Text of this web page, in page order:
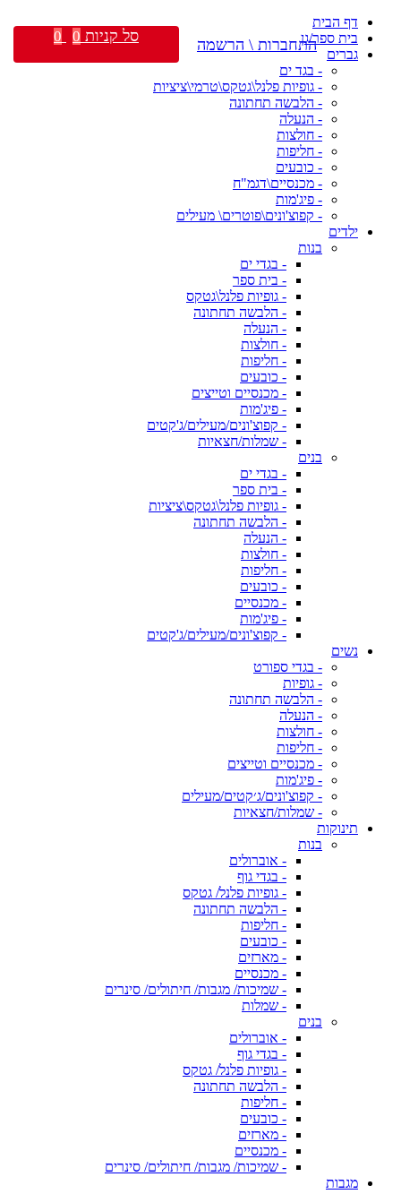
דף הבית
בית ספר/גן
גברים
- בגד ים
- גופיות פלנל\גטקס\טרמי\ציציות
- הלבשה תחתונה
- הנעלה
- חולצות
- חליפות
- כובעים
- מכנסיים\דגמ"ח
- פיג'מות
- קפוצ'ונים\פוטרים\ מעילים
ילדים
בנות
- בגדי ים
- בית ספר
- גופיות פלנל\גטקס
- הלבשה תחתונה
- הנעלה
- חולצות
- חליפות
- כובעים
- מכנסיים וטייצים
- פיג'מות
- קפוצ'ונים/מעילים/ג'קטים
- שמלות/חצאיות
בנים
- בגדי ים
- בית ספר
- גופיות פלנל\גטקס\ציציות
- הלבשה תחתונה
- הנעלה
- חולצות
- חליפות
- כובעים
- מכנסיים
- פיג'מות
- קפוצ'ונים/מעילים/ג'קטים
נשים
- בגדי ספורט
- גופיות
- הלבשה תחתונה
- הנעלה
- חולצות
- חליפות
- מכנסיים וטייצים
- פיג'מות
- קפוצ'ונים/ג׳קטים/מעילים
- שמלות/חצאיות
תינוקות
בנות
- אוברולים
- בגדי גוף
- גופיות פלנל/ גטקס
- הלבשה תחתונה
- חליפות
- כובעים
- מארזים
- מכנסיים
- שמיכות/ מגבות/ חיתולים/ סינרים
- שמלות
בנים
- אוברולים
- בגדי גוף
- גופיות פלנל/ גטקס
- הלבשה תחתונה
- חליפות
- כובעים
- מארזים
- מכנסיים
- שמיכות/ מגבות/ חיתולים/ סינרים
מגבות
התחברות \ הרשמה סל קניות 0
0